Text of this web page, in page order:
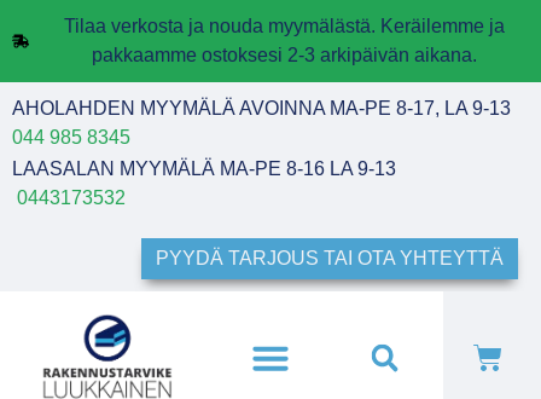
Tilaa verkosta ja nouda myymälästä. Keräilemme ja
pakkaamme ostoksesi 2-3 arkipäivän aikana.
AHOLAHDEN MYYMÄLÄ AVOINNA MA-PE 8-17, LA 9-13
044 985 8345
LAASALAN MYYMÄLÄ MA-PE 8-16 LA 9-13
0443173532
PYYDÄ TARJOUS TAI OTA YHTEYTTÄ